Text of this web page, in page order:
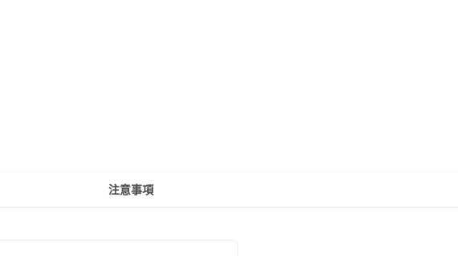
注意事項